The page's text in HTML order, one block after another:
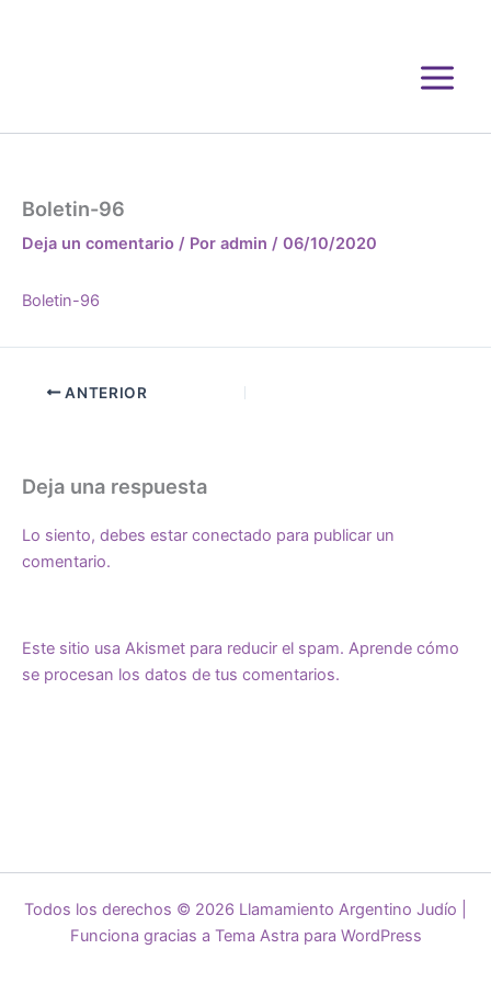
Boletin-96
Deja un comentario / Por admin / 06/10/2020
Boletin-96
ANTERIOR
Deja una respuesta
Lo siento, debes estar conectado para publicar un
comentario.
Este sitio usa Akismet para reducir el spam. Aprende cómo
se procesan los datos de tus comentarios.
Todos los derechos © 2026 Llamamiento Argentino Judío |
Funciona gracias a Tema Astra para WordPress